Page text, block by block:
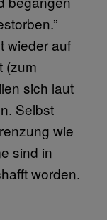
wieder auf
(zum
sich laut
Selbst
wie
sind in
worden.